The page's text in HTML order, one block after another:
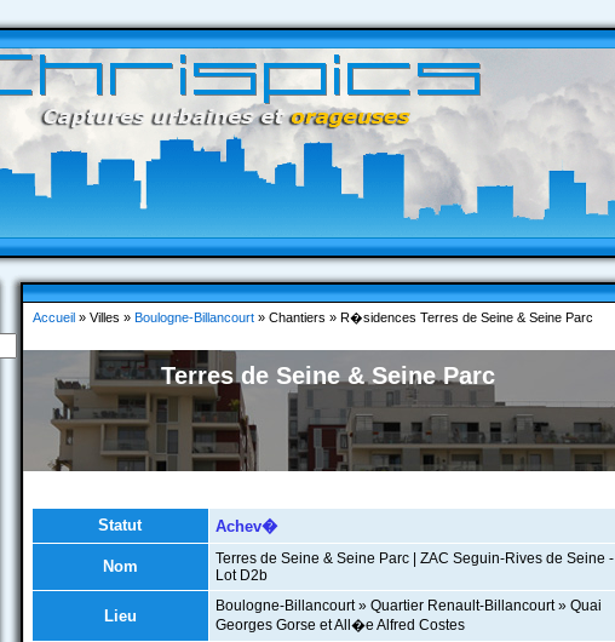
Accueil» Villes » Boulogne-Billancourt» Chantiers » R�sidences Terres de Seine & Seine Parc
Terres de Seine & Seine Parc
Statut Achev�
Nom
Terres de Seine & Seine Parc | ZAC Seguin-Rives de Seine -
Lot D2b
Lieu
Boulogne-Billancourt » Quartier Renault-Billancourt » Quai
Georges Gorse et All�e Alfred Costes